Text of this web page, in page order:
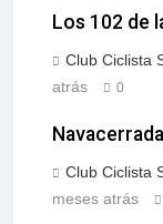
Los 102 de
Club Ciclista
atrás
0
Navacerrada
Club Ciclista
meses atrás